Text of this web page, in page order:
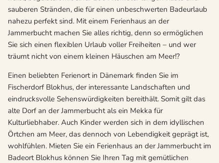
sauberen Stränden, die für einen unbeschwerten Badeurlaub
nahezu perfekt sind. Mit einem Ferienhaus an der
Jammerbucht machen Sie alles richtig, denn so ermöglichen
Sie sich einen flexiblen Urlaub voller Freiheiten – und wer
träumt nicht von einem kleinen Häuschen am Meer!?
Einen beliebten Ferienort in Dänemark finden Sie im
Fischerdorf Blokhus, der interessante Landschaften und
eindrucksvolle Sehenswürdigkeiten bereithält. Somit gilt das
alte Dorf an der Jammerbucht als ein Mekka für
Kulturliebhaber. Auch Kinder werden sich in dem idyllischen
Örtchen am Meer, das dennoch von Lebendigkeit geprägt ist,
wohlfühlen. Mieten Sie ein Ferienhaus an der Jammerbucht im
Badeort Blokhus können Sie Ihren Tag mit gemütlichen